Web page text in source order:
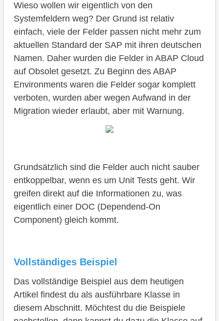
Wieso wollen wir eigentlich von den
Systemfeldern weg? Der Grund ist relativ
einfach, viele der Felder passen nicht mehr zum
aktuellen Standard der SAP mit ihren deutschen
Namen. Daher wurden die Felder in ABAP Cloud
auf Obsolet gesetzt. Zu Beginn des ABAP
Environments waren die Felder sogar komplett
verboten, wurden aber wegen Aufwand in der
Migration wieder erlaubt, aber mit Warnung.
Grundsätzlich sind die Felder auch nicht sauber
entkoppelbar, wenn es um Unit Tests geht. Wir
greifen direkt auf die Informationen zu, was
eigentlich einer DOC (Dependend-On
Component) gleich kommt.
Vollständiges Beispiel
Das vollständige Beispiel aus dem heutigen
Artikel findest du als ausführbare Klasse in
diesem Abschnitt. Möchtest du die Beispiele